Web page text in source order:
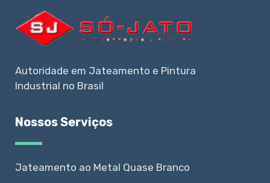
Autoridade em Jateamento e Pintura
Industrial no Brasil
Nossos Serviços
Jateamento ao Metal Quase Branco